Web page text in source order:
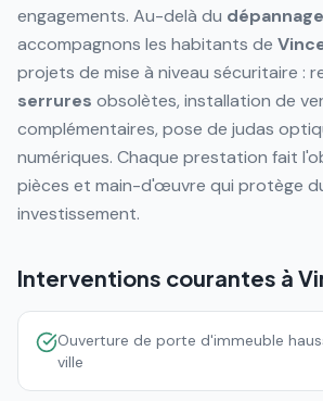
engagements. Au-delà du dépannage
accompagnons les habitants de
projets de mise à niveau sécuritaire :
serrures obsolètes, installation de
complémentaires, pose de judas
numériques. Chaque prestation fait
pièces et main-d'œuvre qui protège
investissement.
Interventions courantes à
Ouverture de porte d'immeuble
ville